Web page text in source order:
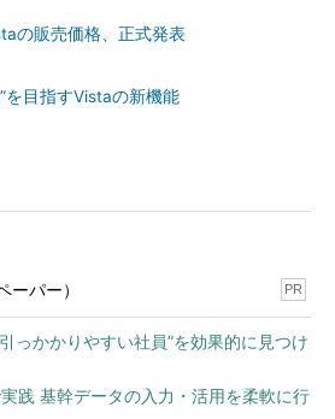
の販売価格、正式発表
を目指すVistaの新機能
ーパー） PR
っかかりやすい社員”を効果的に見つけ
践 基幹データの入力・活用を柔軟に行